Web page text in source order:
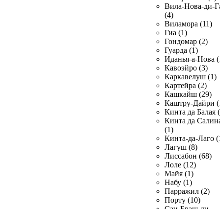
Вила-Нова-ди-
(4)
Виламора (11)
Гиа (1)
Гондомар (2)
Гуарда (1)
Иданья-а-Нова
Кавоэйро (3)
Каркавелуш (1)
Картейра (2)
Кашкайш (29)
Каштру-Дайри
Кинта да Балая
Кинта да
(1)
Кинта-да-Лаго
Лагуш (8)
Лиссабон (68)
Лоле (12)
Майя (1)
Набу (1)
Парражил (2)
Порту (10)